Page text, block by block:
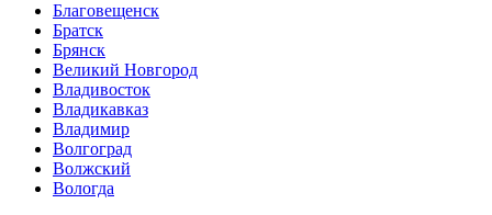
Благовещенск
Братск
Брянск
Великий Новгород
Владивосток
Владикавказ
Владимир
Волгоград
Волжский
Вологда